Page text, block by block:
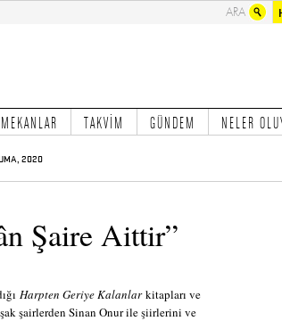
MEKANLAR TAKVİM GÜNDEM NELER
2020
Şaire Aittir”
Harpten Geriye Kalanlarkitapları ve
şairlerden Sinan Onur ile şiirlerini ve